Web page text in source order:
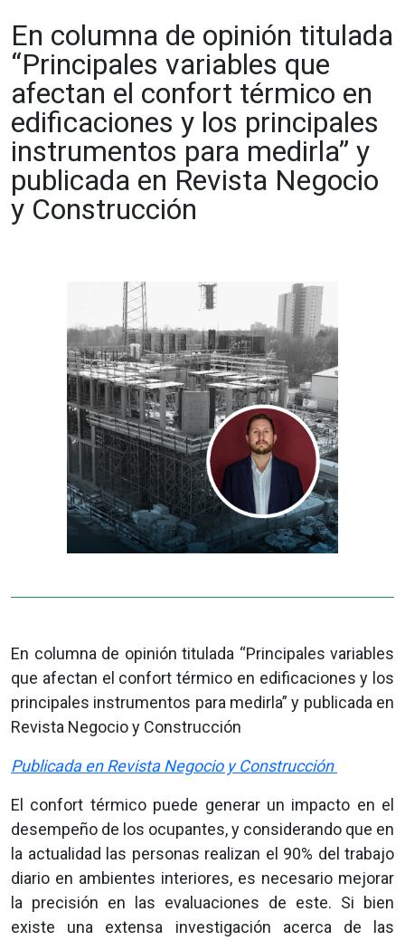
En columna de opinión titulada
“Principales variables que
afectan el confort térmico en
edificaciones y los principales
instrumentos para medirla” y
publicada en Revista Negocio
y Construcción
En columna de opinión titulada “Principales variables
que afectan el confort térmico en edificaciones y los
principales instrumentos para medirla” y publicada en
Revista Negocio y Construcción
Publicada en Revista Negocio y Construcción
El confort térmico puede generar un impacto en el
desempeño de los ocupantes, y considerando que en
la actualidad las personas realizan el 90% del trabajo
diario en ambientes interiores, es necesario mejorar
la precisión en las evaluaciones de este. Si bien
existe una extensa investigación acerca de las